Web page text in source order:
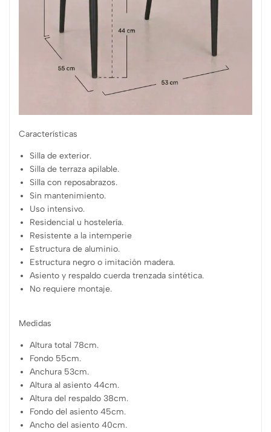
Características
Silla de exterior.
Silla de terraza apilable.
Silla con reposabrazos.
Sin mantenimiento.
Uso intensivo.
Residencial u hostelería.
Resistente a la intemperie
Estructura de aluminio.
Estructura negro o imitación madera.
Asiento y respaldo cuerda trenzada sintética.
No requiere montaje.
Medidas
Altura total 78cm.
Fondo 55cm.
Anchura 53cm.
Altura al asiento 44cm.
Altura del respaldo 38cm.
Fondo del asiento 45cm.
Ancho del asiento 40cm.